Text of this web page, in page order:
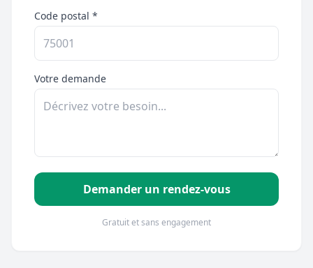
Code postal *
Votre demande
Demander un rendez-vous
Gratuit et sans engagement